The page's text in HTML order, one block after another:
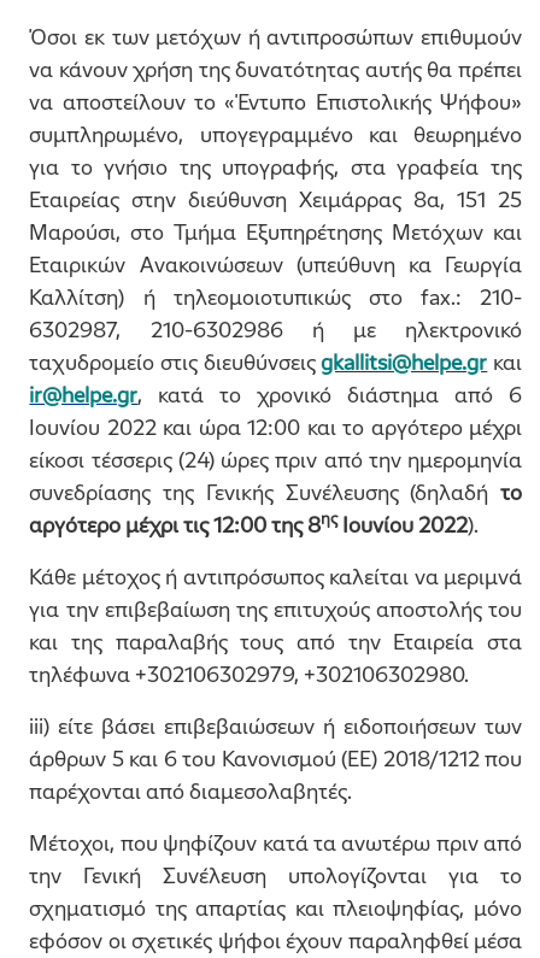
Όσοι εκ των μετόχων ή αντιπροσώπων επιθυμούν
να κάνουν χρήση της δυνατότητας αυτής θα πρέπει
να αποστείλουν το «Έντυπο Επιστολικής Ψήφου»
συμπληρωμένο, υπογεγραμμένο και θεωρημένο
για το γνήσιο της υπογραφής, στα γραφεία της
Εταιρείας στην διεύθυνση Χειμάρρας 8α, 151 25
Μαρούσι, στο Τμήμα Εξυπηρέτησης Μετόχων και
Εταιρικών Ανακοινώσεων (υπεύθυνη κα Γεωργία
Καλλίτση) ή τηλεομοιοτυπικώς στο fax.: 210-
6302987, 210-6302986 ή με ηλεκτρονικό
ταχυδρομείο στις διευθύνσειςgkallitsi@helpe.gr και
ir@helpe.gr, κατά το χρονικό διάστημα από 6
Ιουνίου 2022 και ώρα 12:00 και το αργότερο μέχρι
είκοσι τέσσερις (24) ώρες πριν από την ημερομηνία
συνεδρίασης της Γενικής Συνέλευσης (δηλαδή το
αργότερο μέχρι τις 12:00 της 8ηςΙουνίου 2022).
Κάθε μέτοχος ή αντιπρόσωπος καλείται να μεριμνά
για την επιβεβαίωση της επιτυχούς αποστολής του
και της παραλαβής τους από την Εταιρεία στα
τηλέφωνα +302106302979, +302106302980.
iii) είτε βάσει επιβεβαιώσεων ή ειδοποιήσεων των
άρθρων 5 και 6 του Κανονισμού (ΕΕ) 2018/1212 που
παρέχονται από διαμεσολαβητές.
Μέτοχοι, που ψηφίζουν κατά τα ανωτέρω πριν από
την Γενική Συνέλευση υπολογίζονται για το
σχηματισμό της απαρτίας και πλειοψηφίας, μόνο
εφόσον οι σχετικές ψήφοι έχουν παραληφθεί μέσα